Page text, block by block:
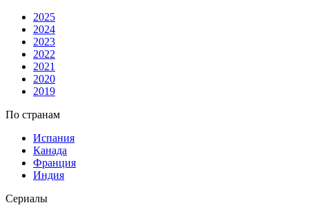
2025
2024
2023
2022
2021
2020
2019
По странам
Испания
Канада
Франция
Индия
Сериалы